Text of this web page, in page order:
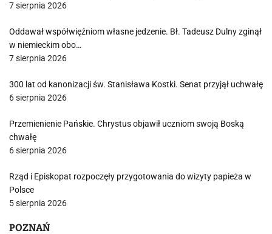
7 sierpnia 2026
Oddawał współwięźniom własne jedzenie. Bł. Tadeusz Dulny zginął
w niemieckim obo…
7 sierpnia 2026
300 lat od kanonizacji św. Stanisława Kostki. Senat przyjął uchwałę
6 sierpnia 2026
Przemienienie Pańskie. Chrystus objawił uczniom swoją Boską
chwałę
6 sierpnia 2026
Rząd i Episkopat rozpoczęły przygotowania do wizyty papieża w
Polsce
5 sierpnia 2026
POZNAŃ